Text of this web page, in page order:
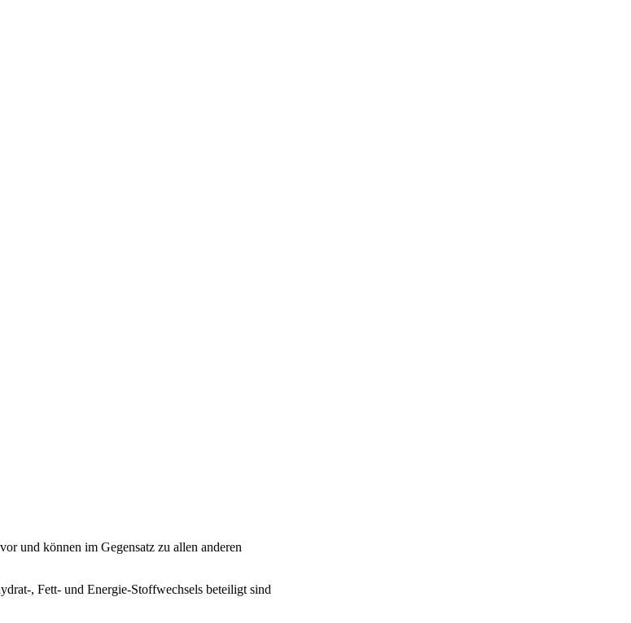
und können im Gegensatz zu allen anderen
, Fett- und Energie-Stoffwechsels beteiligt sind